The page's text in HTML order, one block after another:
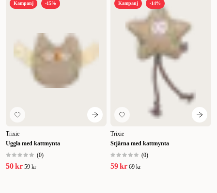
Kampanj -15%
Trixie
Uggla med kattmynta
(0)
50 kr 59 kr
Kampanj -14%
Trixie
Stjärna med kattmynta
(0)
59 kr 69 kr